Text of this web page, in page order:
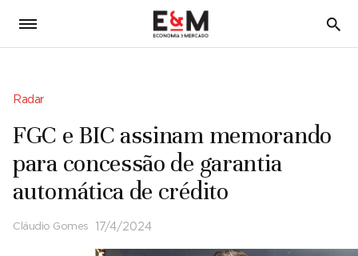
5
Radar
FGC e BIC assinam memorando
para concessão de garantia
automática de crédito
Cláudio Gomes 17/4/2024